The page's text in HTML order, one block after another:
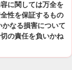
に関しては万全を
性を保証するもの
なる損害について
の責任を負いかね